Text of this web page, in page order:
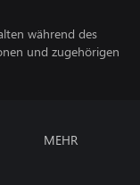
während des
und zugehörigen
MEHR